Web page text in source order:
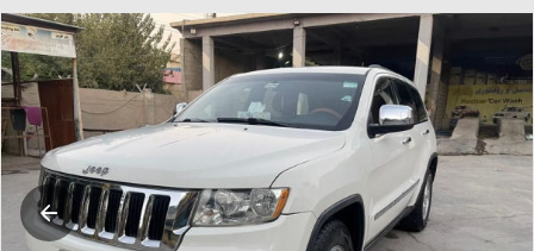
کاڵاکانم
دیاریکراوەکانم
دوا بینراوەکان
چات